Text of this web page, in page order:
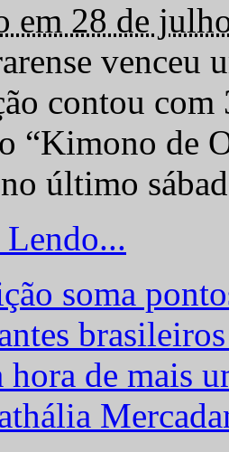
em 28 de
venceu
contou com
“Kimono de
último